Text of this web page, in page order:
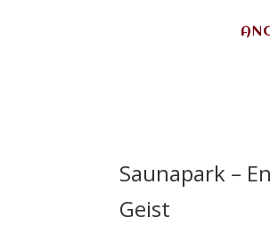
Saunapark –
Geist